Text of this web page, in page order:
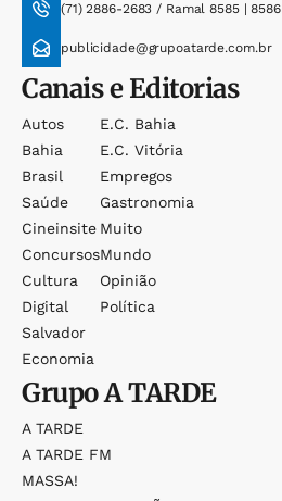
(71) 2886-2683 / Ramal 8585 | 8586
publicidade@grupoatarde.com.br
Canais e Editorias
Autos
Bahia
Brasil
Saúde
Cineinsite
Concursos
Cultura
Digital
Salvador
Economia
E.c. Bahia
E.c. Vitória
Empregos
Gastronomia
Muito
Mundo
Opinião
Política
GrupoA TARDE
A TARDE
A TARDE FM
MASSA!